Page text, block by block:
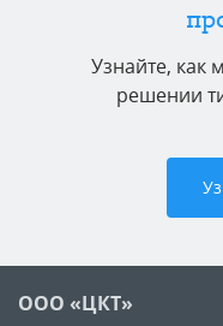
Узнайте,
решении
ООО «ЦКТ»